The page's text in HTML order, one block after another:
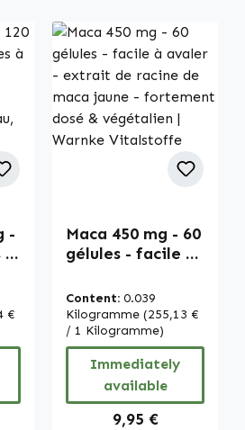
-
-
|
€
Maca 450 mg - 60
gélules - facile à
de racine de
maca jaune -
fortement dosé &
végétalien |
Warnke
Vitalstoffe
Content: 0.039
Kilogramme (255,13 €
/ 1 Kilogramme)
Immediately
available
Regular price:
9,95 €